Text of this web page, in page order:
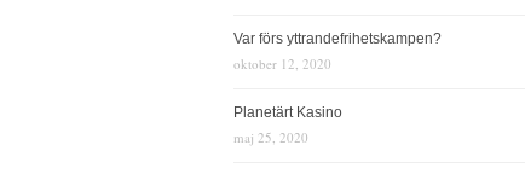
Var förs yttrandefrihetskampen?
oktober 12, 2020
Planetärt Kasino
maj 25, 2020